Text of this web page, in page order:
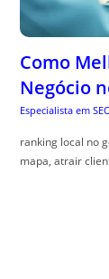
Como
Negócio
Especialista em
ranking local no
mapa, atrair